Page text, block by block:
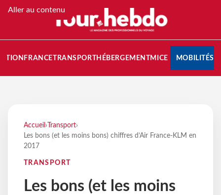
Aller au contenu
FRANCETRANSPORT HÉBERGEMENTMICE MOBILITÉS
Accueil › Transport›
Les bons (et les moins bons) chiffres d’Air France-KLM en
2017
TRANSPORT
Les bons (et les moins